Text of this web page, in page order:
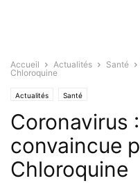
Accueil Actualités Santé
Chloroquine
Actualités Santé
Coronavirus :
convaincue
Chloroquine